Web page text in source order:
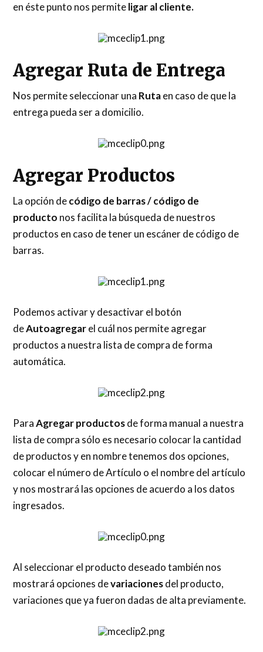
en éste punto nos permiteligar al cliente.
Agregar Ruta de Entrega
Nos permite seleccionar una Rutaen caso de que la
entrega pueda ser a domicilio.
Agregar Productos
La opción decódigo de barras / código de
producto nos facilita la búsqueda de nuestros
productos en caso de tener un escáner de código de
barras.
Podemos activar y desactivar el botón
deAutoagregarel cuál nos permite agregar
productos a nuestra lista de compra de forma
automática.
ParaAgregar productosde forma manual a nuestra
lista de compra sólo es necesario colocar la cantidad
de productos y en nombre tenemos dos opciones,
colocar el número de Artículo o el nombre del artículo
y nos mostrará las opciones de acuerdo a los datos
ingresados.
Al seleccionar el producto deseado también nos
mostrará opciones devariacionesdel producto,
variaciones que ya fueron dadas de alta previamente.